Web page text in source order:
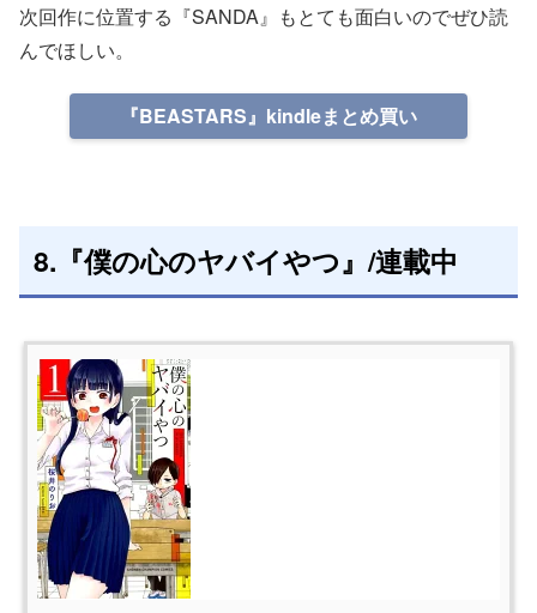
次回作に位置する『SANDA』もとても面白いのでぜひ読
んでほしい。
『BEASTARS』kindleまとめ買い
8.『僕の心のヤバイやつ』/連載中